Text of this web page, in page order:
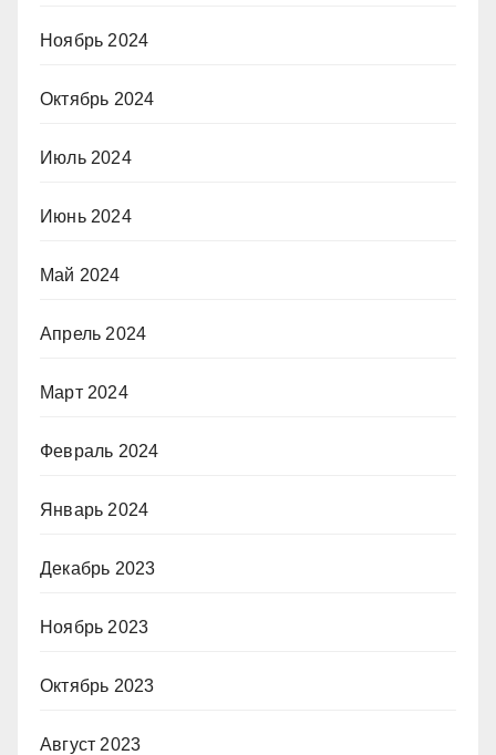
Ноябрь 2024
Октябрь 2024
Июль 2024
Июнь 2024
Май 2024
Апрель 2024
Март 2024
Февраль 2024
Январь 2024
Декабрь 2023
Ноябрь 2023
Октябрь 2023
Август 2023